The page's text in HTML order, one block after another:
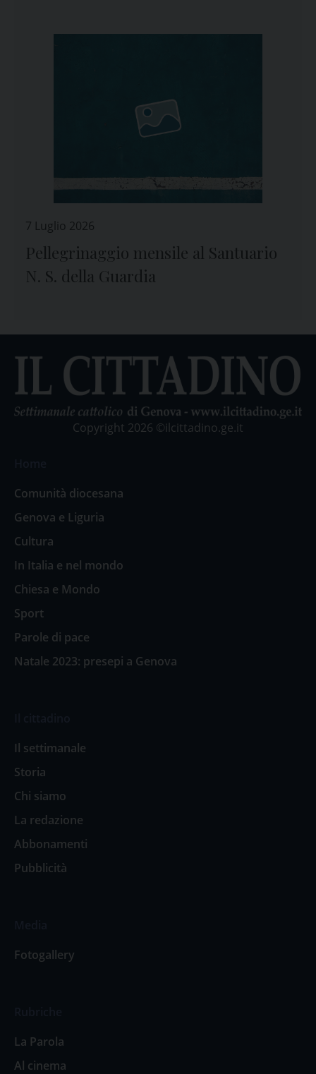
7 Luglio 2026
Pellegrinaggio mensile al Santuario
N. S. della Guardia
Copyright 2026 ©ilcittadino.ge.it
Comunità diocesana
Genova e Liguria
Cultura
In Italia e nel mondo
Chiesa e Mondo
Sport
Parole di pace
Natale 2023: presepi a Genova
Il settimanale
Storia
Chi siamo
La redazione
Abbonamenti
Pubblicità
Fotogallery
La Parola
Al cinema